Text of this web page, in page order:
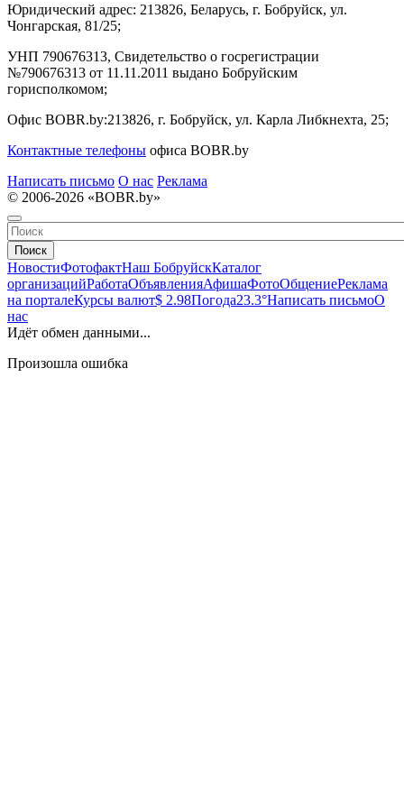
Юридический адрес: 213826, Беларусь, г. Бобруйск, ул.
Чонгарская, 81/25;
УНП 790676313, Свидетельство о госрегистрации
№790676313 от 11.11.2011 выдано Бобруйским
горисполкомом;
Офис BOBR.by:213826, г. Бобруйск, ул. Карла Либкнехта, 25;
Контактные телефоны офиса BOBR.by
Написать письмо О нас Реклама
© 2006-2026 «BOBR.by»
Поиск
НовостиФотофактНаш БобруйскКаталог
организацийРаботаОбъявленияАфишаФотоОбщениеРеклама
на порталеКурсы валют$ 2.98Погода23.3°Написать письмоО
нас
Идёт обмен данными...
Произошла ошибка